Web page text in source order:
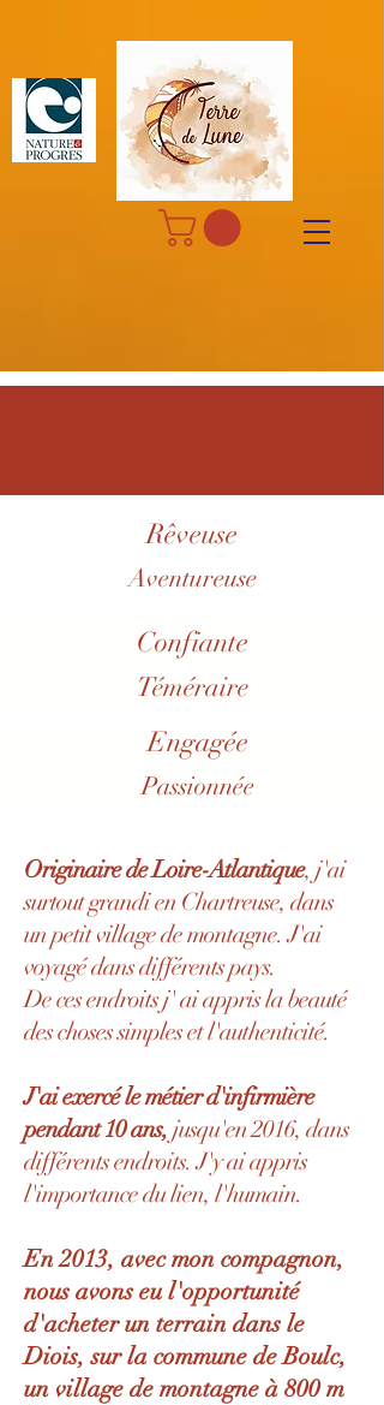
Rêveuse
Aventureuse
Confiante
Téméraire
Engagée
Passionnée
Originaire de Loire-Atlantique, j'ai
surtout grandi en Chartreuse, dans
un petit village de montagne. J'ai
voyagé dans différents pays.
De ces endroits j' ai appris la beauté
des choses simples et l'authenticité.
J'ai exercé le métier d'infirmière
pendant 10 ans,jusqu'en 2016, dans
différents endroits. J'y ai appris
l'importance du lien, l'humain.
En 2013, avec mon compagnon,
nous avons eu l'opportunité
d'acheter un terrain dans le
Diois, sur la commune de Boulc,
un village de montagne à 800 m